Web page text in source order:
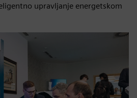
upravljanje energetskom